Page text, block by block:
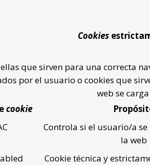
Cookies
que sirven para una correcta
por el usuario o cookies que
web se
cookie
Controla si el usuario/a
la web
Cookie técnica y